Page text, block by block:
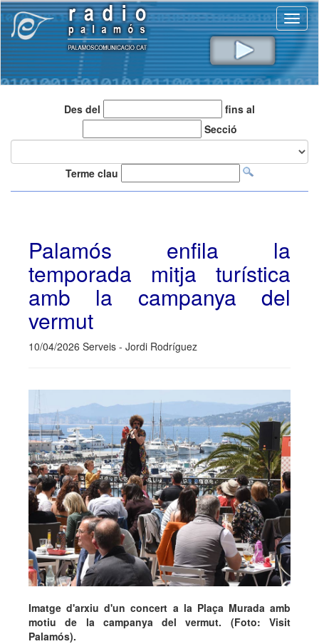
Des del
fins al
Secció
Terme clau
Palamós enfila la
temporada mitja turística
amb la campanya del
vermut
10/04/2026 Serveis - Jordi Rodríguez
Imatge d'arxiu d'un concert a la Plaça Murada amb
motiu de la campanya del vermut. (Foto: Visit
Palamós).